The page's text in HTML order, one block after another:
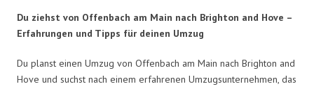
Du ziehst von Offenbach am Main nach Brighton and Hove –
Erfahrungen und Tipps für deinen Umzug
Du planst einen Umzug von Offenbach am Main nach Brighton and
Hove und suchst nach einem erfahrenen Umzugsunternehmen, das